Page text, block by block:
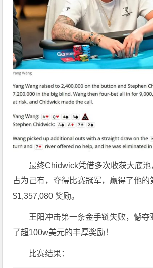
最终Chidwick凭借多次收获大底
占为己有，夺得比赛冠军，赢得了他的
$1,357,080 奖励。
王阳冲击第一条金手链失败，憾夺
了超100w美元的丰厚奖励！
比赛结果：